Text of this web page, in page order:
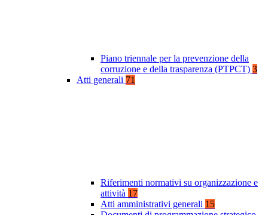
Piano triennale per la prevenzione della
corruzione e della trasparenza (PTPCT) 3
Atti generali 71
Riferimenti normativi su organizzazione e
attività 17
Atti amministrativi generali 15